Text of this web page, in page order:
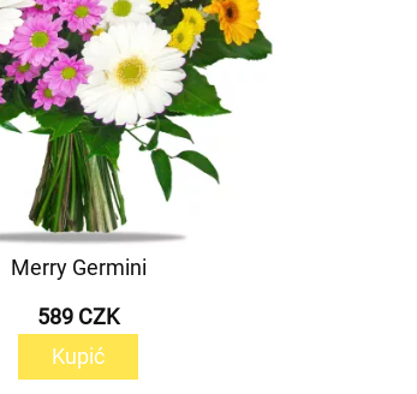
Merry Germini
589 CZK
Kupić